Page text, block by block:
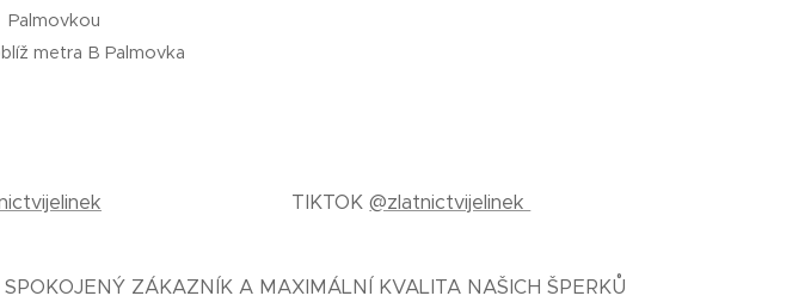
Palmovkou
metra B Palmovka
TIKTOK@zlatnictvijelinek
ZÁKAZNÍK A MAXIMÁLNÍ KVALITA NAŠICH ŠPERKŮ